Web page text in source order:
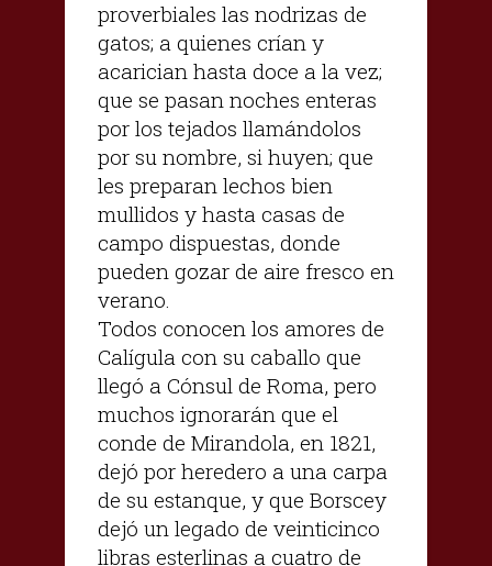
proverbiales las nodrizas de
gatos; a quienes crían y
acarician hasta doce a la vez;
que se pasan noches enteras
por los tejados llamándolos
por su nombre, si huyen; que
les preparan lechos bien
mullidos y hasta casas de
campo dispuestas, donde
pueden gozar de aire fresco en
verano.
Todos conocen los amores de
Calígula con su caballo que
llegó a Cónsul de Roma, pero
muchos ignorarán que el
conde de Mirandola, en 1821,
dejó por heredero a una carpa
de su estanque, y que Borscey
dejó un legado de veinticinco
libras esterlinas a cuatro de